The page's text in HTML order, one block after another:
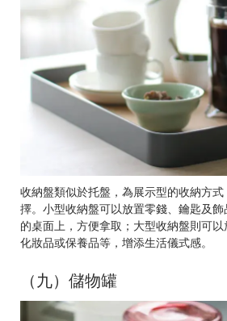
收納盤類似於托盤，為展示型的收納方
擇。小型收納盤可以放置零錢、鑰匙及
的桌面上，方便拿取；大型收納盤則可以
化妝品或保養品等，增添生活儀式感。
（九）儲物罐